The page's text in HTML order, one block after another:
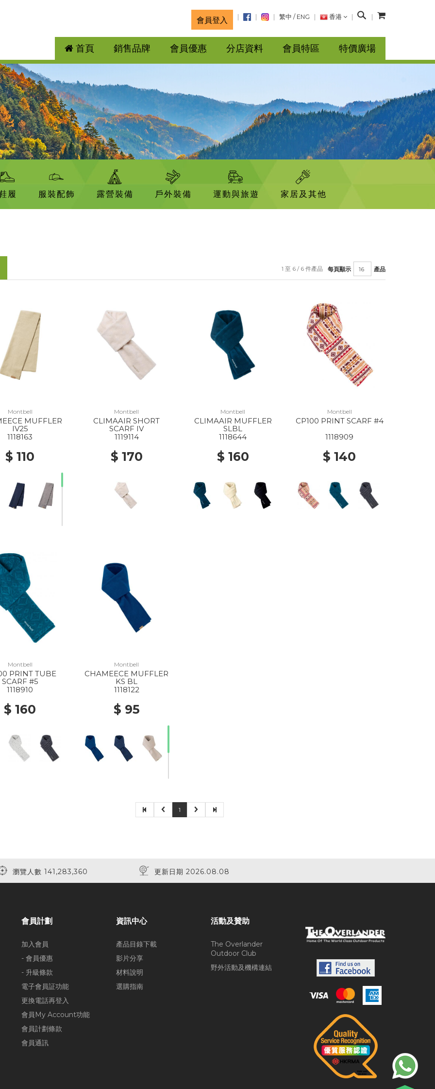
會員登入 繁中 / ENG 香港
搜
首頁 銷售品牌 會員優惠 分店資料 會員特區 特價廣場
履 服裝配飾 露營裝備 戶外裝備 運動與旅遊 家居及其他
每頁顯示 產品
1 至 6 / 6 件產品
Montbell
MUFFLER
IV25
1118163
$ 110
Montbell
CLIMAAIR SHORT
SCARF IV
1119114
$ 170
Montbell
CLIMAAIR MUFFLER
SLBL
1118644
$ 160
Montbell
CP100 PRINT SCARF #4
1118909
$ 140
Montbell
PRINT TUBE
SCARF #5
1118910
$ 160
Montbell
CHAMEECE MUFFLER
KS BL
1118122
$ 95
30% Off
1
瀏覽人數 141,283,360 更新日期 2026.08.08
會員計劃
加入會員
- 會員優惠
- 升級條款
電子會員証功能
更換電話再登入
會員My Account功能
會員計劃條款
會員通訊
資訊中心
產品目錄下載
影片分享
材料說明
選購指南
活動及贊助
The Overlander
Outdoor Club
野外活動及機構連結